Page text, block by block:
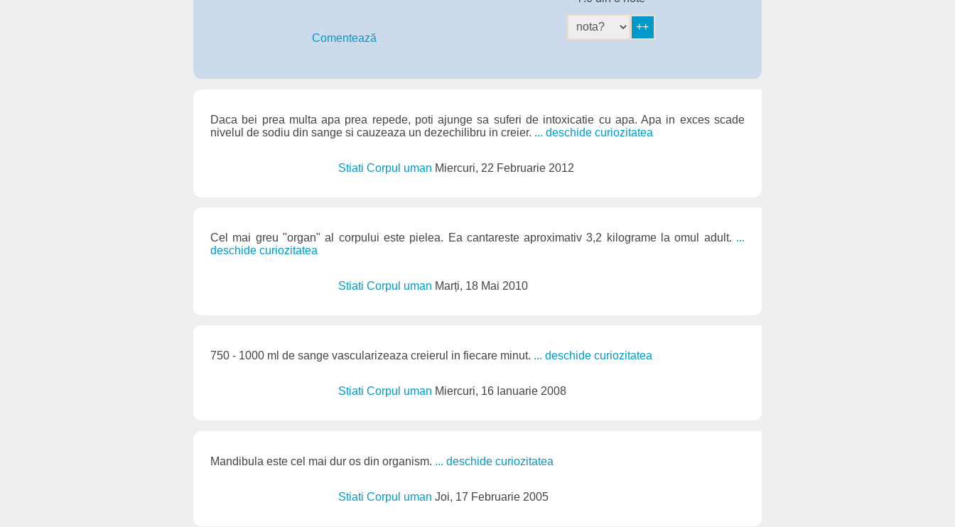
Comentează
Daca bei prea multa apa prea repede, poti ajunge sa suferi de intoxicatie cu apa. Apa in exces scade
nivelul de sodiu din sange si cauzeaza un dezechilibru in creier. ... deschide curiozitatea
Stiati Corpul uman Miercuri, 22 Februarie 2012
Cel mai greu "organ" al corpului este pielea. Ea cantareste aproximativ 3,2 kilograme la omul adult. ...
deschide curiozitatea
Stiati Corpul uman Marți, 18 Mai 2010
750 - 1000 ml de sange vascularizeaza creierul in fiecare minut. ... deschide curiozitatea
Stiati Corpul uman Miercuri, 16 Ianuarie 2008
Mandibula este cel mai dur os din organism. ... deschide curiozitatea
Stiati Corpul umanJoi, 17 Februarie 2005